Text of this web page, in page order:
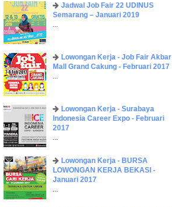
Jadwal Job Fair 22 UDINUS
Semarang – Januari 2019
...
Lowongan Kerja - Job Fair ​Akbar ​
Mall Grand Cakung - Februari 2017
...
Lowongan Kerja - Surabaya
Indonesia Career Expo - Februari
2017
...
Lowongan Kerja - BURSA
LOWONGAN KERJA BEKASI -
Januari 2017
...